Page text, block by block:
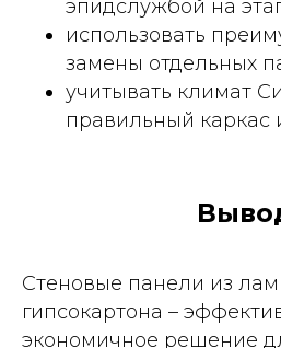
эпидслужбой на
использовать
замены отдельных
учитывать климат
правильный каркас
Стеновые панели из
гипсокартона –
экономичное решение